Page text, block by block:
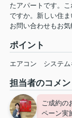
たアパートです。
ですか。新しい住
お問い合わせもお気
ポイント
エアコン システ
担当者のコメン
ご成約の
ペーン実